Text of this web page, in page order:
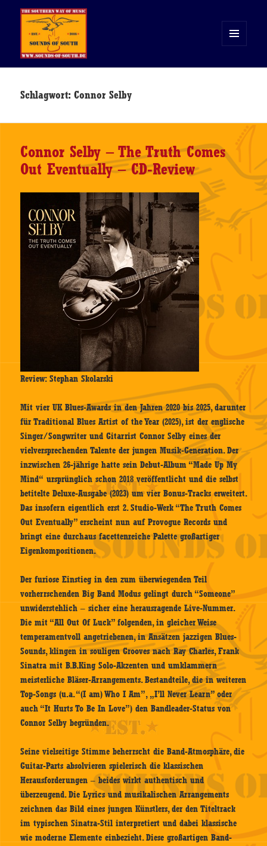
WIDGETS
Schlagwort:Connor Selby
Connor Selby – The Truth Comes
Out Eventually – CD-Review
Review: Stephan Skolarski
Mit vier UK Blues-Awards in den Jahren 2020 bis 2025, darunter
für Traditional Blues Artist of the Year (2025), ist der englische
Singer/Songwriter und Gitarrist Connor Selby eines der
vielversprechenden Talente der jungen Musik-Generation. Der
inzwischen 26-jährige hatte sein Debut-Album “Made Up My
Mind“ ursprünglich schon 2018 veröffentlicht und die selbst
betitelte Deluxe-Ausgabe (2023) um vier Bonus-Tracks erweitert.
Das insofern eigentlich erst 2. Studio-Werk “The Truth Comes
Out Eventually” erscheint nun auf Provogue Records und
bringt eine durchaus facettenreiche Palette großartiger
Eigenkompositionen.
Der furiose Einstieg in den zum überwiegenden Teil
vorherrschenden Big Band Modus gelingt durch “Someone”
unwiderstehlich – sicher eine herausragende Live-Nummer.
Die mit “All Out Of Luck” folgenden, in gleicher Weise
temperamentvoll angetriebenen, in Ansätzen jazzigen Blues-
Sounds, klingen in souligen Grooves nach Ray Charles, Frank
Sinatra mit B.B.King Solo-Akzenten und umklammern
meisterliche Bläser-Arrangements. Bestandteile, die in weiteren
Top-Songs (u.a. “(I am) Who I Am”, „I’ll Never Learn” oder
auch “It Hurts To Be In Love”) den Bandleader-Status von
Connor Selby begründen.
Seine vielseitige Stimme beherrscht die Band-Atmosphäre, die
Guitar-Parts absolvieren spielerisch die klassischen
Herausforderungen – beides wirkt authentisch und
überzeugend. Die Lyrics und musikalischen Arrangements
zeichnen das Bild eines jungen Künstlers, der den Titeltrack
im typischen Sinatra-Stil interpretiert und dabei klassische
wie moderne Elemente einbezieht. Diese großartigen Band-